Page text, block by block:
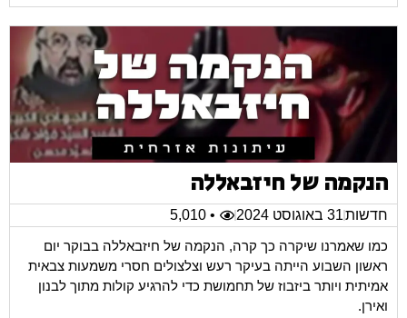
הנקמה של חיזבאללה
חדשות31 באוגוסט 2024
• 5,010
כמו שאמרנו שיקרה כך קרה, הנקמה של חיזבאללה בבוקר יום
ראשון השבוע הייתה בעיקר רעש וצלצולים חסרי משמעות צבאית
אמיתית ויותר ביזבוז של תחמושת כדי להרגיע קולות מתוך לבנון
ואירן.